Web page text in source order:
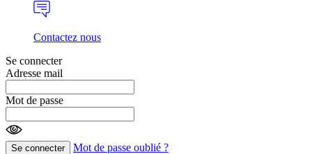
Contactez nous
Se connecter
Adresse mail
Mot de passe
Se connecter
Mot de passe oublié ?